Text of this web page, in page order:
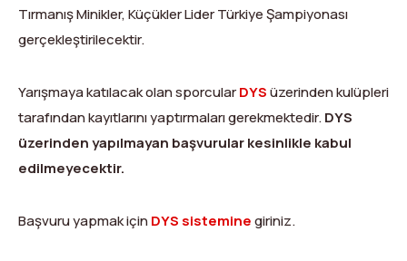
Video
2007-2016 Yılı Arşivleri
Tırmanış Minikler, Küçükler Lider Türkiye Şampiyonası
gerçekleştirilecektir.
Yarışmaya katılacak olan sporcularDYSüzerinden kulüpleri
tarafından kayıtlarını yaptırmaları gerekmektedir.DYS
üzerinden yapılmayan başvurular kesinlikle kabul
edilmeyecektir.
Başvuru yapmak içinDYS sisteminegiriniz.